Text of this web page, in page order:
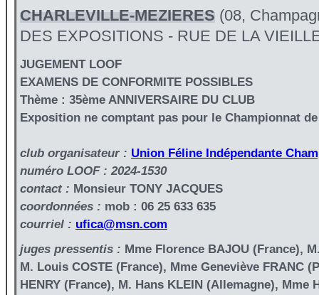
CHARLEVILLE-MEZIERES (08,
DES EXPOSITIONS - RUE DE LA
JUGEMENT LOOF
EXAMENS DE CONFORMITE POSSIBLES
Thème : 35ème ANNIVERSAIRE DU CLUB
Exposition ne comptant pas pour le Championnat
club organisateur : Union Féline Indépendante
numéro LOOF : 2024-1530
contact : Monsieur TONY JACQUES
coordonnées : mob : 06 25 633 635
courriel : ufica@msn.com
juges pressentis : Mme Florence BAJOU (France),
M. Louis COSTE (France), Mme Geneviève FRANC
HENRY (France), M. Hans KLEIN (Allemagne), Mme